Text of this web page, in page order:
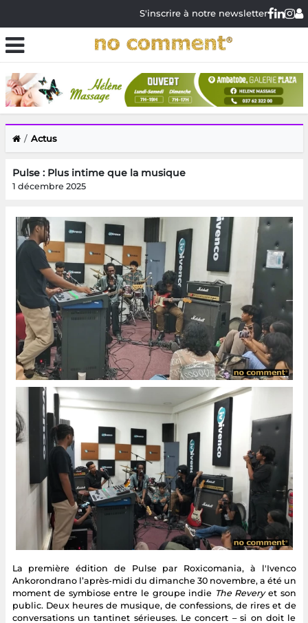
S'inscrire à notre newsletter
Actus
Pulse : Plus intime que la musique
1 décembre 2025
La première édition de Pulse par Roxicomania, à l'Ivenco
Ankorondrano l’après-midi du dimanche 30 novembre, a été un
moment de symbiose entre le groupe indie The Reveryet son
public. Deux heures de musique, de confessions, de rires et de
conversations un tantinet sérieuses. Le concert – si on doit le